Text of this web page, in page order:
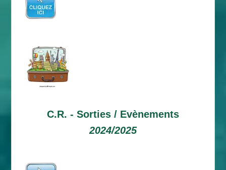
C.R. - Sorties / Evènements
2024/2025